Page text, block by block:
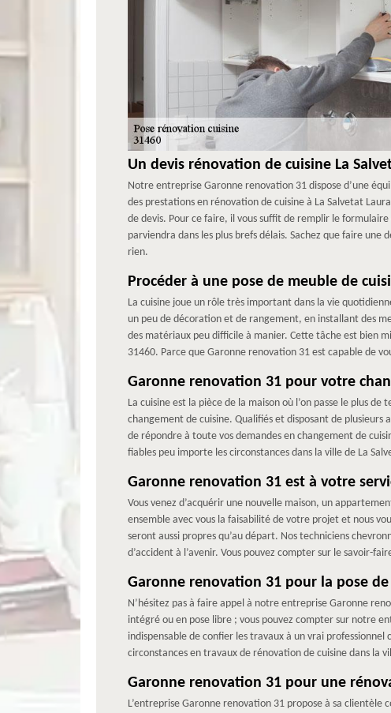
Un devis rénovation de cuisine La
Notre entreprise Garonne renovation 31 dispose d’une
des prestations en rénovation de cuisine à La Salvetat
de devis. Pour ce faire, il vous suffit de remplir le
parviendra dans les plus brefs délais. Sachez que faire
rien.
Procéder à une pose de meuble de
La cuisine joue un rôle très important dans la vie
un peu de décoration et de rangement, en installant des
des matériaux peu difficile à manier. Cette tâche est bien
31460. Parce que Garonne renovation 31 est capable de
Garonne renovation 31 pour votre
La cuisine est la pièce de la maison où l’on passe le plus
changement de cuisine. Qualifiés et disposant de
de répondre à toute vos demandes en changement de
fiables peu importe les circonstances dans la ville de La
Garonne renovation 31 est à votre
Vous venez d’acquérir une nouvelle maison, un
ensemble avec vous la faisabilité de votre projet et nous
seront aussi propres qu’au départ. Nos techniciens
d’accident à l’avenir. Vous pouvez compter sur le savoir-
Garonne renovation 31 pour la pose
N’hésitez pas à faire appel à notre entreprise Garonne
intégré ou en pose libre ; vous pouvez compter sur notre
indispensable de confier les travaux à un vrai
circonstances en travaux de rénovation de cuisine dans la
Garonne renovation 31 pour une
L’entreprise Garonne renovation 31 propose à sa